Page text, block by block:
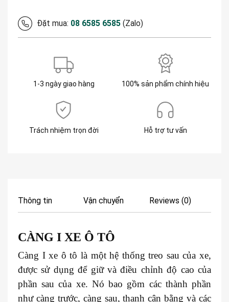
Đặt mua: 08 6585 6585 (Zalo)
1-3 ngày giao hàng 100% sản phẩm chính hiệu
Trách nhiệm trọn đời Hỗ trợ tư vấn
Thông tin Vận chuyển Reviews (0)
CÀNG I XE Ô TÔ
Càng I xe ô tô là một hệ thống treo sau của xe,
được sử dụng để giữ và điều chỉnh độ cao của
phần sau của xe. Nó bao gồm các thành phần
như càng trước, càng sau, thanh cân bằng và các